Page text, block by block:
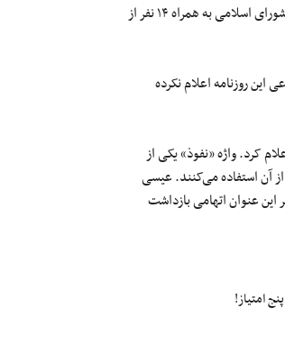
صدرا محقق چهار سال قبل نیز به علت اعتراض به نطق سیدعلی محمد بزرگواری٬ نماینده مجلس شورای اسلامی به همراه ۱۴ نفر از
روزنامه اعلام نکرده
کرد.واژه «نفوذ» یکی از
آن استفاده می‌کنند. عیسی
این عنوان اتهامی بازداشت
امتیاز!